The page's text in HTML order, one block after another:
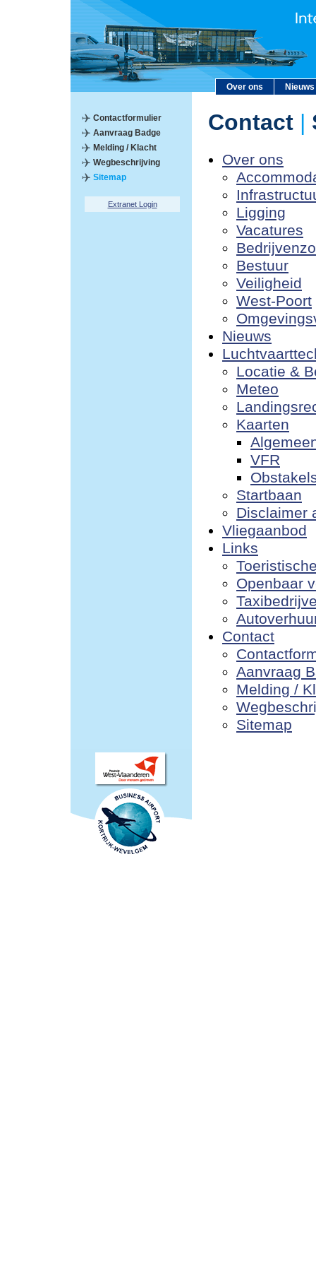
Over ons Nieuws
Contactformulier
Aanvraag Badge
Melding / Klacht
Wegbeschrijving
Sitemap
Extranet Login
Contact |
Over ons
Ligging
Vacatures
Bestuur
Veiligheid
West-Poort
Nieuws
Locatie &
Meteo
Kaarten
VFR
Startbaan
Disclaimer
Vliegaanbod
Links
Openbaar
Contact
Aanvraag
Melding /
Sitemap